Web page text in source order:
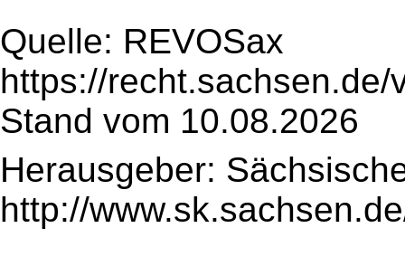
Quelle: REVOSax
https://
Stand vom 10.08.2026
Herausgeber:
http://